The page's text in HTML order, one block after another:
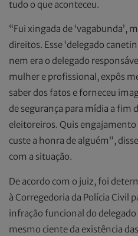
tudo o que aconteceu.
“Fui xingada de ‘vagabunda’,
direitos. Esse ‘delegado
nem era o delegado
mulher e profissional, expôs
saber dos fatos e forneceu
de segurança para mídia a fim
eleitoreiros. Quis
custe a honra de alguém”,
com a situação.
De acordo com o juiz, foi
à Corregedoria da Polícia Civil
infração funcional do delegado
mesmo ciente da existência